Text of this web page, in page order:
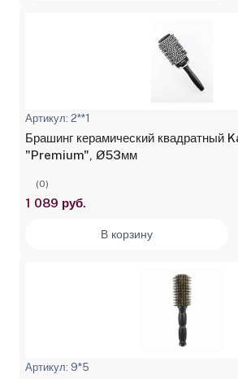
Артикул: 2**1
Брашинг керамический квадратный
"Premium", Ø53мм
(0)
1 089 руб.
В корзину
Артикул: 9*5